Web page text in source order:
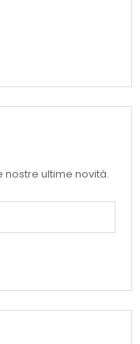
nostre ultime novità.